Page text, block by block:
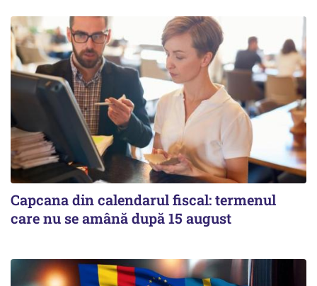
Capcana din calendarul fiscal: termenul
care nu se amână după 15 august